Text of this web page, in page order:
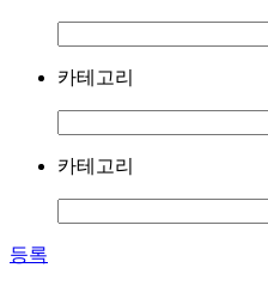
카테고리
카테고리
등록